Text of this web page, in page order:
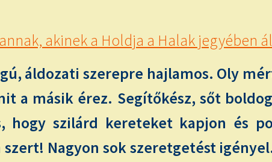
akinek a Holdja a Halak jegyében
áldozati szerepre hajlamos. Oly
a másik érez. Segítőkész, sőt
hogy szilárd kereteket kapjon és
Nagyon sok szeretgetést